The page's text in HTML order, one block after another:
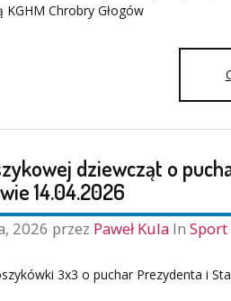
Chrobry Głogów
dziewcząt o
14.04.2026
2026 przez Paweł Kula In Sport
3x3 o puchar Prezydenta i